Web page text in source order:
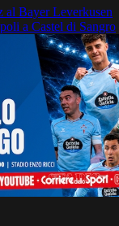
al Bayer Leverkusen
a Castel di Sangro